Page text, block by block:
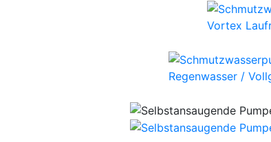
Vortex
Regenwasser /